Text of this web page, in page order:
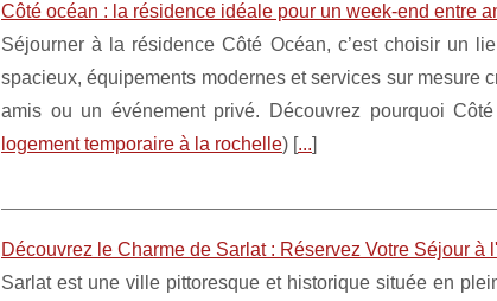
Côté océan : la résidence idéale pour un week-end entre
Séjourner à la résidence Côté Océan, c’est choisir un
spacieux, équipements modernes et services sur mesure
amis ou un événement privé. Découvrez pourquoi
logement temporaire à la rochelle) [...]
Découvrez le Charme de Sarlat : Réservez Votre Séjour à
Sarlat est une ville pittoresque et historique située en